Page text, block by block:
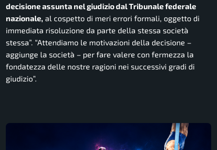
decisione assunta nel giudizio dal Tribunale federale
nazionale, al cospetto di meri errori formali, oggetto di
immediata risoluzione da parte della stessa società
stessa”. “Attendiamo le motivazioni della decisione –
aggiunge la società – per fare valere con fermezza la
fondatezza delle nostre ragioni nei successivi gradi di
giudizio”.